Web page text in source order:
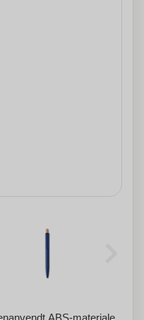
ABS-materiale,